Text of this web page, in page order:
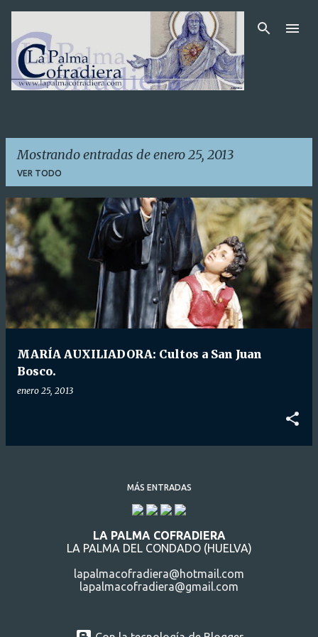
Ir al contenido principal
Mostrando entradas de enero 25, 2013
VER TODO
E
n
t
r
a
d
MARÍA AUXILIADORA: Cultos a San Juan
Bosco.
enero 25, 2013
MÁS ENTRADAS
LA PALMA COFRADIERA
LA PALMA DEL CONDADO (HUELVA)
lapalmacofradiera@hotmail.com
lapalmacofradiera@gmail.com